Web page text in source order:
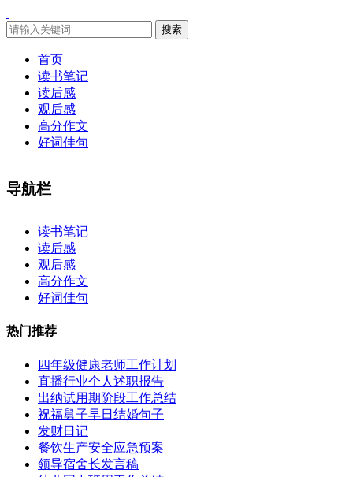
搜索
首页
读书笔记
读后感
观后感
高分作文
好词佳句
导航栏
读书笔记
读后感
观后感
高分作文
好词佳句
热门推荐
四年级健康老师工作计划
直播行业个人述职报告
出纳试用期阶段工作总结
祝福舅子早日结婚句子
发财日记
餐饮生产安全应急预案
领导宿舍长发言稿